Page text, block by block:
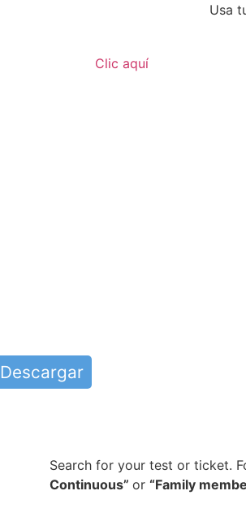
Usa
Clic aquí
Descargar
Search for your test or ticket.
Continuous” or “Family